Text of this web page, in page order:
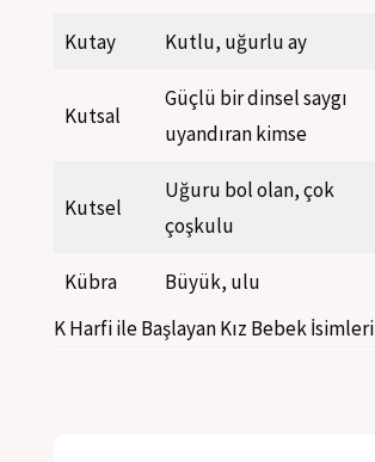
Kutay Kutlu, uğurlu ay
Kutsal
Güçlü bir dinsel saygı
uyandıran kimse
Kutsel
Uğuru bol olan, çok
çoşkulu
Kübra Büyük, ulu
K Harfi ile Başlayan Kız Bebek İsimleri